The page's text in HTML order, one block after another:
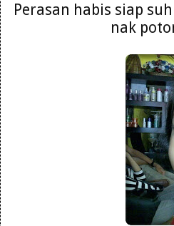
Perasan habis siap
nak